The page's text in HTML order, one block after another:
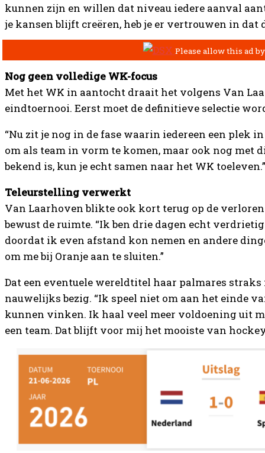
kunnen zijn en willen dat niveau iedere aanval
je kansen blijft creëren, heb je er vertrouwen in dat
Nog geen volledige WK-focus
Met het WK in aantocht draait het volgens Van
eindtoernooi. Eerst moet de definitieve selectie
“Nu zit je nog in de fase waarin iedereen een plek
om als team in vorm te komen, maar ook nog met
bekend is, kun je echt samen naar het WK toeleven.”
Teleurstelling verwerkt
Van Laarhoven blikte ook kort terug op de
bewust de ruimte. “Ik ben drie dagen echt
doordat ik even afstand kon nemen en andere
om me bij Oranje aan te sluiten.”
Dat een eventuele wereldtitel haar palmares
nauwelijks bezig. “Ik speel niet om aan het einde
kunnen vinken. Ik haal veel meer voldoening uit
een team. Dat blijft voor mij het mooiste van